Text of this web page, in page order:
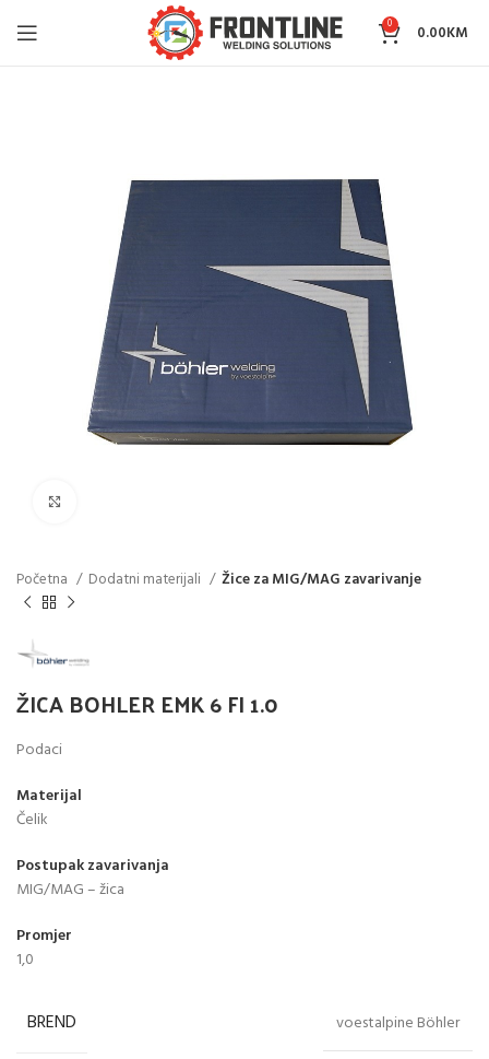
0 0.00KM
Početna Dodatni materijali Žice za MIG/MAG zavarivanje
ŽICA BOHLER EMK 6 FI 1.0
Podaci
Materijal
Čelik
Postupak zavarivanja
MIG/MAG – žica
Promjer
1,0
BREND voestalpine Böhler